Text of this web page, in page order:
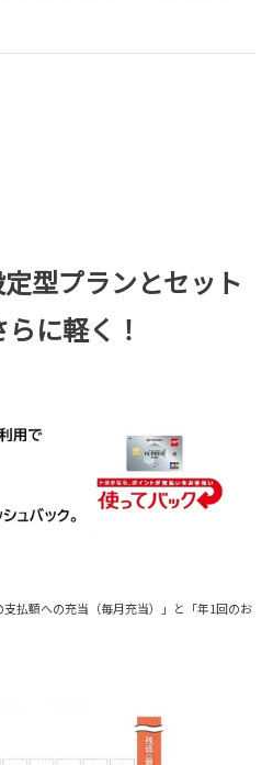
型プランとセット
に軽く！
払額への充当（毎月充当）」と「年1回のお